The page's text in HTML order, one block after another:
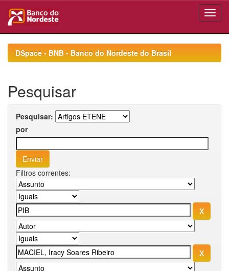
navigationDSpace - BNB - Banco do Nordeste do Brasil
Pesquisar
Pesquisar:
por
Filtros correntes: